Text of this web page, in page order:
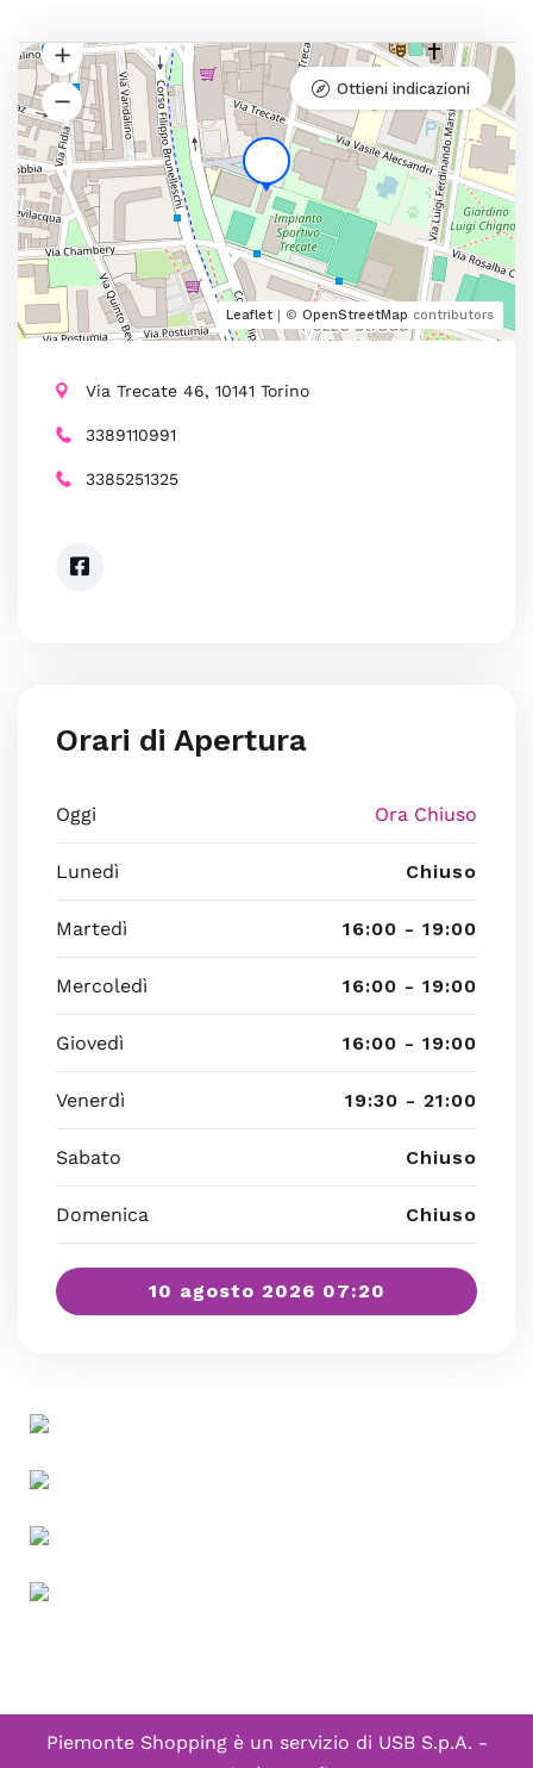
Leaflet | © OpenStreetMap contributors
Ottieni indicazioni
Via Trecate 46, 10141 Torino
3389110991
3385251325
Orari di Apertura
Oggi Ora Chiuso
Lunedì Chiuso
Martedì 16:00 - 19:00
Mercoledì 16:00 - 19:00
Giovedì 16:00 - 19:00
Venerdì 19:30 - 21:00
Sabato Chiuso
Domenica Chiuso
10 agosto 2026 07:20
Piemonte Shopping è un servizio di USB S.p.A. -